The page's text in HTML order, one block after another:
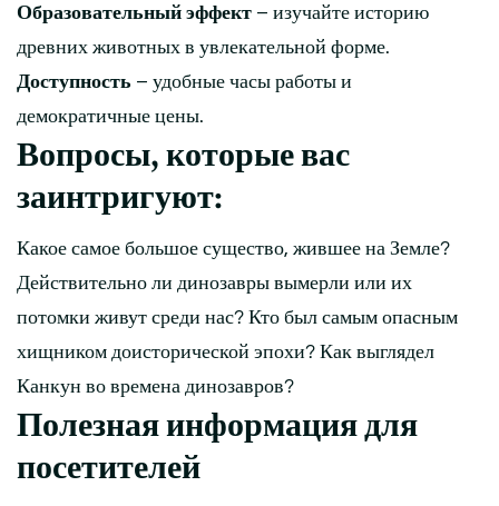
Образовательный эффект – изучайте историю
древних животных в увлекательной форме.
Доступность – удобные часы работы и
демократичные цены.
Вопросы, которые вас
заинтригуют:
Какое самое большое существо, жившее на Земле?
Действительно ли динозавры вымерли или их
потомки живут среди нас? Кто был самым опасным
хищником доисторической эпохи? Как выглядел
Канкун во времена динозавров?
Полезная информация для
посетителей